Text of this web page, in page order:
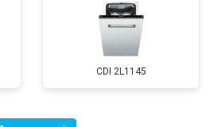
CDI 2L1145